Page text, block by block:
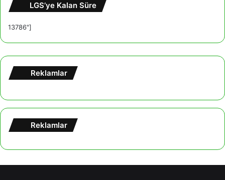
LGS’ye Kalan Süre
13786"]
Reklamlar
Reklamlar